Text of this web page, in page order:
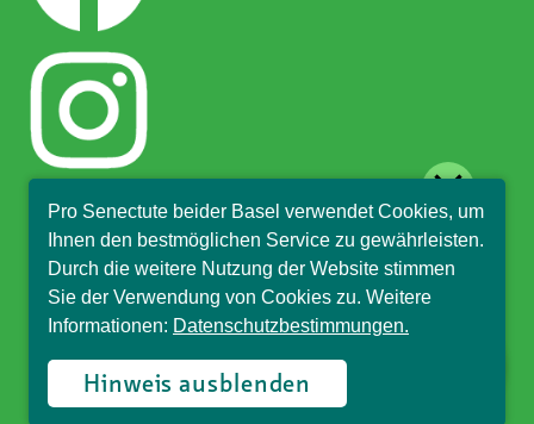
© Pro Senectute beider Basel, 2018
Pro Senectute beider Basel verwendet Cookies, um
Ihnen den bestmöglichen Service zu gewährleisten.
Durch die weitere Nutzung der Website stimmen
Sie der Verwendung von Cookies zu. Weitere
Informationen: Datenschutzbestimmungen.
Hinweis ausblenden
Hallo, ich bin Sophia und
beantworte gerne Ihre
Fragen.
close